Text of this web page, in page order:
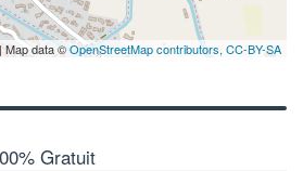
| Map data ©OpenStreetMap contributors, CC-BY-SA
Gratuit